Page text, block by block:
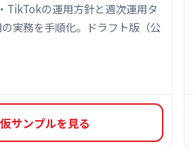
TikTokの運用方針と週次運用タ
の実務を手順化。ドラフト版（公
仮サンプルを見る